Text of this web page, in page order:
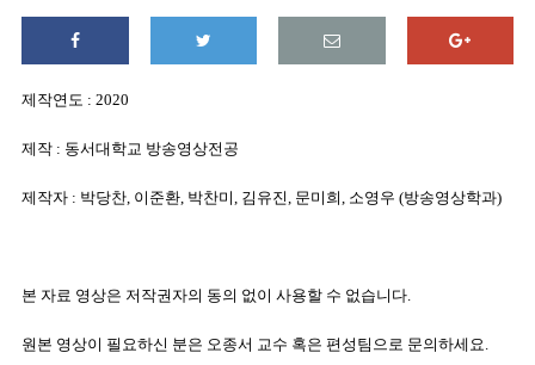
제작연도 : 2020
제작 : 동서대학교 방송영상전공
제작자 : 박당찬, 이준환, 박찬미, 김유진, 문미희, 소영우 (방송영상학과)
본 자료 영상은 저작권자의 동의 없이 사용할 수 없습니다.
원본 영상이 필요하신 분은 오종서 교수 혹은 편성팀으로 문의하세요.